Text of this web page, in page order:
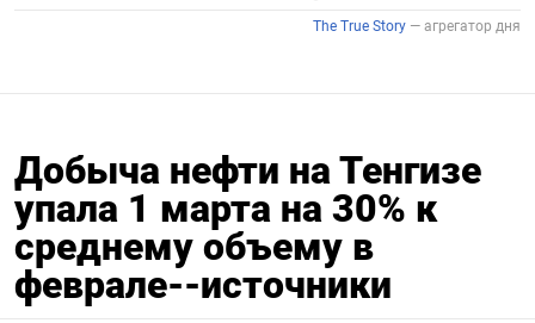
Добыча нефти на Тенгизе
упала 1 марта на 30% к
среднему объему в
феврале--источники